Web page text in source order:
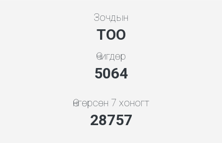
Зочдын
ТОО
Өчигдөр
5453
Өнгөрсөн 7 хоногт
30969